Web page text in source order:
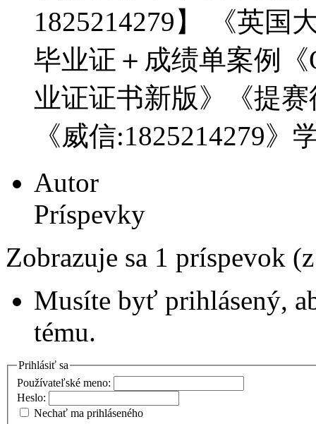
1825214279】 《英国
毕业证＋成绩单案例《
业证证书新版》《提
《威信:1825214279》
Autor
Príspevky
Zobrazuje sa 1 príspevok
Musíte byť prihlásený,
tému.
Prihlásiť sa
Používateľské meno:
Heslo:
Nechať ma prihláseného